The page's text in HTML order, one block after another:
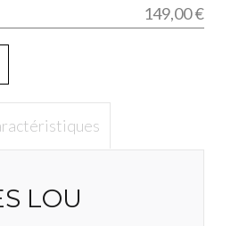
149,00 €de
LOU